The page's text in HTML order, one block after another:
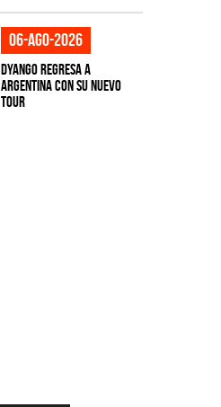
06-ago-2026
Dyango regresa a
Argentina con su nuevo
tour